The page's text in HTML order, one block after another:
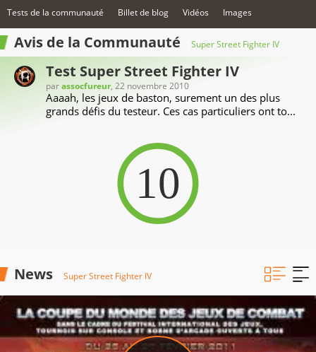
Tests de la communauté Billet de blog Vidéos Images
Avis de la Communauté Super Street Fighter IV
Test Super Street Fighter IV
parassocfureur, 22 novembre 2010
Aaaah, les jeux de baston, surement un des plus
grands défis du testeur. Ces cas particuliers ont to...
10
News Super Street Fighter IV